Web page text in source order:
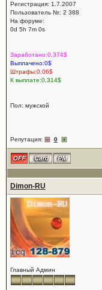
Регистрация: 1.7.2007
Пользователь №: 2 388
На форуме:
0d 5h 7m 0s
Заработано:0.374$
Выплачено:0$
Штрафы:0.06$
К выплате:0.314$
Пол: мужской
Репутация: 0
Dimon-RU
Главный Админ